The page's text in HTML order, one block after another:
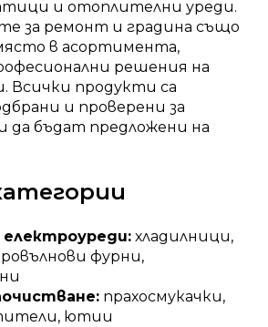
и отоплителни уреди.
за ремонт и градина също
в асортимента,
решения на
Всички продукти са
и проверени за
да бъдат предложени на
електроуреди: хладилници,
фурни,
прахосмукачки,
ютии